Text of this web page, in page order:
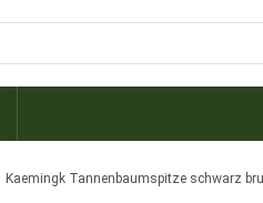
Kaemingk Tannenbaumspitze schwarz